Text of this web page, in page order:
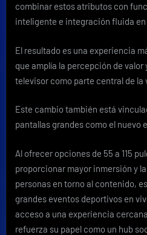
combinar estos atributos con
inteligente e integración fluida
El resultado es una experiencia
que amplía la percepción de valor
televisor como parte central de la
Este cambio también está
pantallas grandes como el nuevo
Al ofrecer opciones de 55 a 115
proporcionar mayor inmersión y
personas en torno al contenido,
grandes eventos deportivos en
acceso a una experiencia
refuerza su papel como un hub